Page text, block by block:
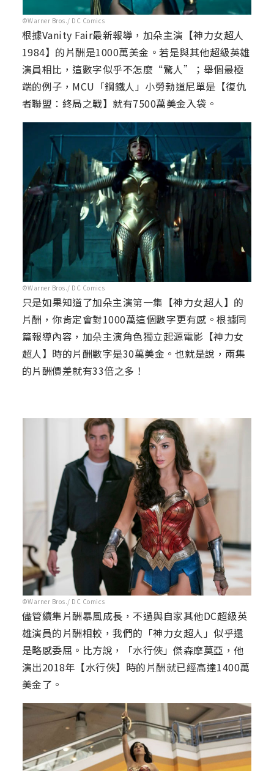
©Warner Bros./ DC Comics
根據Vanity Fair最新報導，加朵主演【神力女超人
1984】的片酬是1000萬美金。若是與其他超級英雄
演員相比，這數字似乎不怎麼“驚人”；舉個最極
端的例子，MCU「鋼鐵人」小勞勃道尼單是【復仇
者聯盟：終局之戰】就有7500萬美金入袋。
©Warner Bros./ DC Comics
只是如果知道了加朵主演第一集【神力女超人】的
片酬，你肯定會對1000萬這個數字更有感。根據同
篇報導內容，加朵主演角色獨立起源電影【神力女
超人】時的片酬數字是30萬美金。也就是說，兩集
的片酬價差就有33倍之多！
©Warner Bros./ DC Comics
儘管續集片酬暴風成長，不過與自家其他DC超級英
雄演員的片酬相較，我們的「神力女超人」似乎還
是略感委屈。比方說，「水行俠」傑森摩莫亞，他
演出2018年【水行俠】時的片酬就已經高達1400萬
美金了。